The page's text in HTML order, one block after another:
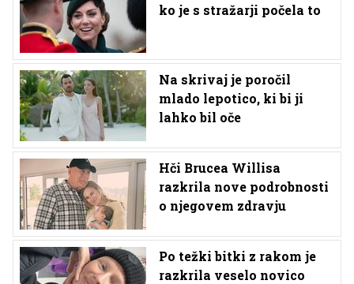
ko je s stražarji počela to
Na skrivaj je poročil
mlado lepotico, ki bi ji
lahko bil oče
Hči Brucea Willisa
razkrila nove podrobnosti
o njegovem zdravju
Po težki bitki z rakom je
razkrila veselo novico